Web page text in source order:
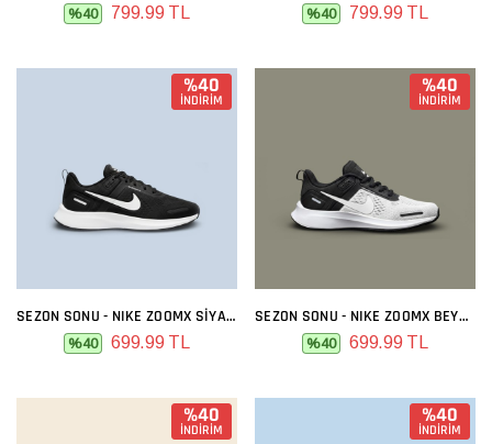
%40 799.99 TL %40 799.99 TL
%40
İNDİRİM
SEZON SONU - NIKE ZOOMX SIYAH BEYAZ
%40 699.99 TL
%40
İNDİRİM
SEZON SONU - NIKE ZOOMX BEYAZ ARKASI SIYAH
%40 699.99 TL
%40
İNDİRİM
%40
İNDİRİM